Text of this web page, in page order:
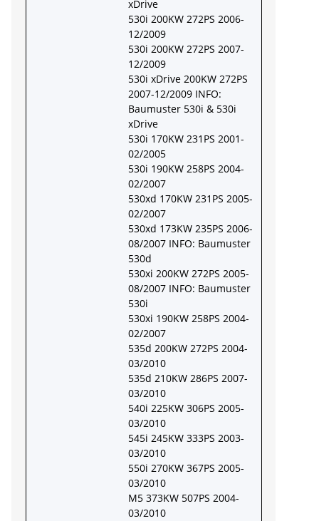
xDrive
530i 200KW 272PS 2006-
12/2009
530i 200KW 272PS 2007-
12/2009
530i xDrive 200KW 272PS
2007-12/2009 INFO:
Baumuster 530i & 530i
xDrive
530i 170KW 231PS 2001-
02/2005
530i 190KW 258PS 2004-
02/2007
530xd 170KW 231PS 2005-
02/2007
530xd 173KW 235PS 2006-
08/2007 INFO: Baumuster
530d
530xi 200KW 272PS 2005-
08/2007 INFO: Baumuster
530i
530xi 190KW 258PS 2004-
02/2007
535d 200KW 272PS 2004-
03/2010
535d 210KW 286PS 2007-
03/2010
540i 225KW 306PS 2005-
03/2010
545i 245KW 333PS 2003-
03/2010
550i 270KW 367PS 2005-
03/2010
M5 373KW 507PS 2004-
03/2010